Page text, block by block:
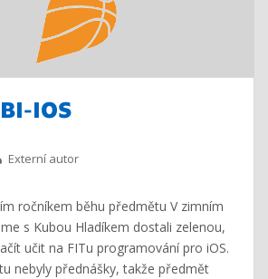
IOS
Externí autor
ročníkem běhu předmětu V zimním
s Kubou Hladíkem dostali zelenou,
učit na FITu programování pro iOS.
nebyly přednášky, takže předmět